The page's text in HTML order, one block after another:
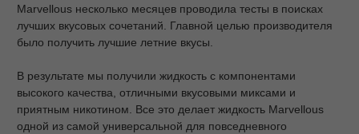
Marvellous несколько месяцев проводила тесты в поисках
лучших вкусовых сочетаний. Главной целью производителя
было получить лучшие летние вкусы.
В результате мы получили жидкость с компонентами
высокого качества, отличными вкусовыми миксами и
приятным никотином. Все это делает жидкость Marvellous
одной из самой универсальной для повседневного